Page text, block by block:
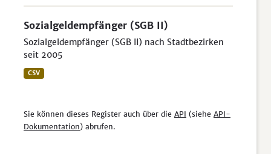
Sozialgeldempfänger (SGB II)
Sozialgeldempfänger (SGB II) nach Stadtbezirken
seit 2005
CSV
Sie können dieses Register auch über die API (siehe API-
Dokumentation) abrufen.